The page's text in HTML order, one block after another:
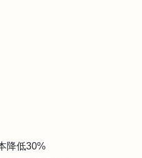
降低30%